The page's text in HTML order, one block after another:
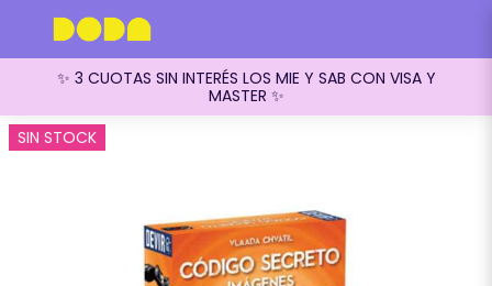
✨ 3 CUOTAS SIN INTERÉS LOS MIE Y SAB CON VISA Y
MASTER ✨
SIN STOCK